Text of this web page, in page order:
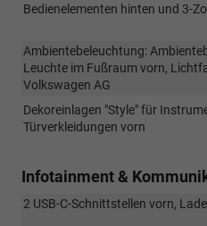
Bedienelementen hinten und 3-
Ambientebeleuchtung:
Leuchte im Fußraum vorn,
Volkswagen AG
Dekoreinlagen "Style" für
Türverkleidungen vorn
Infotainment &
2 USB-C-Schnittstellen vorn,